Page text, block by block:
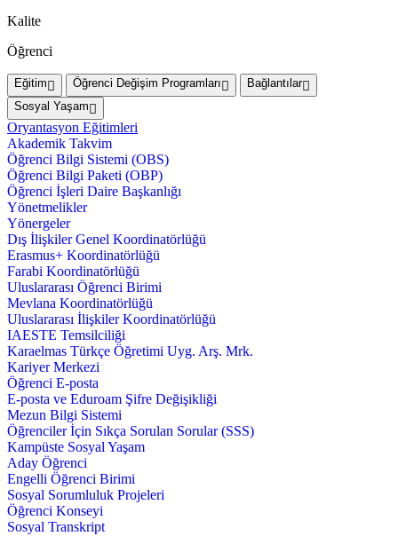
Kalite
Öğrenci
Eğitim Öğrenci Değişim Programları
Bağlantılar
Sosyal Yaşam
Oryantasyon Eğitimleri
Akademik Takvim
Öğrenci Bilgi Sistemi (OBS)
Öğrenci Bilgi Paketi (OBP)
Öğrenci İşleri Daire Başkanlığı
Yönetmelikler
Yönergeler
Dış İlişkiler Genel Koordinatörlüğü
Erasmus+ Koordinatörlüğü
Farabi Koordinatörlüğü
Uluslararası Öğrenci Birimi
Mevlana Koordinatörlüğü
Uluslararası İlişkiler Koordinatörlüğü
IAESTE Temsilciliği
Karaelmas Türkçe Öğretimi Uyg. Arş. Mrk.
Kariyer Merkezi
Öğrenci E-posta
E-posta ve Eduroam Şifre Değişikliği
Mezun Bilgi Sistemi
Öğrenciler İçin Sıkça Sorulan Sorular (SSS)
Kampüste Sosyal Yaşam
Aday Öğrenci
Engelli Öğrenci Birimi
Sosyal Sorumluluk Projeleri
Öğrenci Konseyi
Sosyal Transkript